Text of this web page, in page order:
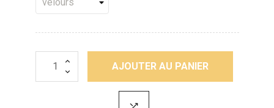
AJOUTER AU PANIER